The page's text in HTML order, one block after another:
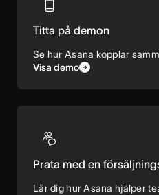
Titta på demon
Se hur Asana kopplar
Visa demo
Prata med en
Lär dig hur Asana hjälper